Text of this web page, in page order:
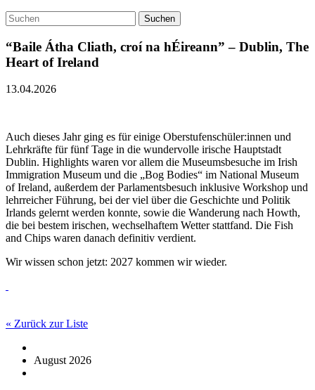
Suchen
“Baile Átha Cliath, croí na hÉireann” – Dublin, The
Heart of Ireland
13.04.2026
Auch dieses Jahr ging es für einige Oberstufenschüler:innen und
Lehrkräfte für fünf Tage in die wundervolle irische Hauptstadt
Dublin. Highlights waren vor allem die Museumsbesuche im Irish
Immigration Museum und die „Bog Bodies“ im National Museum
of Ireland, außerdem der Parlamentsbesuch inklusive Workshop und
lehrreicher Führung, bei der viel über die Geschichte und Politik
Irlands gelernt werden konnte, sowie die Wanderung nach Howth,
die bei bestem irischen, wechselhaftem Wetter stattfand. Die Fish
and Chips waren danach definitiv verdient.
Wir wissen schon jetzt: 2027 kommen wir wieder.
« Zurück zur Liste
August 2026